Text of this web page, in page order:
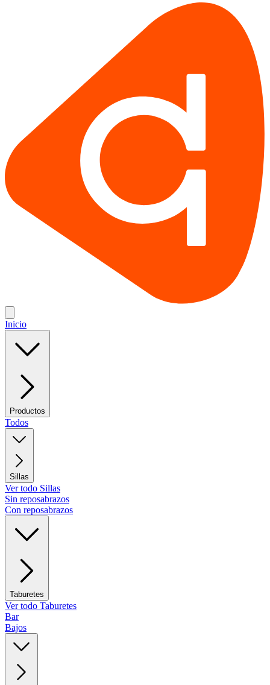
Inicio
Productos
Todos
Sillas
Ver todo Sillas
Sin reposabrazos
Con reposabrazos
Taburetes
Ver todo Taburetes
Bar
Bajos